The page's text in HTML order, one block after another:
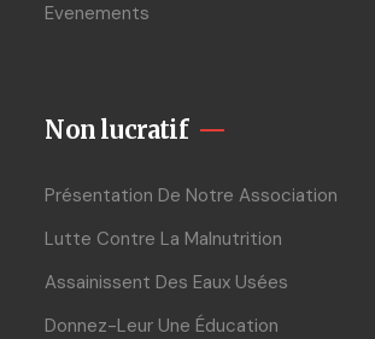
Evenements
Non lucratif
Présentation De Notre Association
Lutte Contre La Malnutrition
Assainissent Des Eaux Usées
Donnez-Leur Une Éducation